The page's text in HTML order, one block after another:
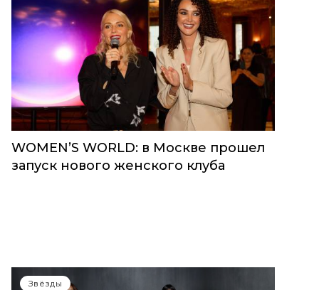
WOMEN’S WORLD: в Москве прошел
запуск нового женского клуба
Звёзды